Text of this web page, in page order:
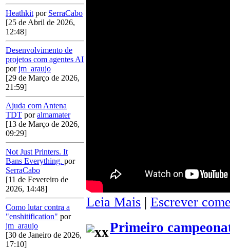
Heathkit por SerraCabo
[25 de Abril de 2026,
12:48]
Desenvolvimento de
projetos com agentes AI
porjm_araujo
[29 de Março de 2026,
21:59]
Ajuda com Antena
TDT poralmamater
[13 de Março de 2026,
09:29]
Not Just Printers. It
Bans Everything. por
SerraCabo
[11 de Fevereiro de
2026, 14:48]
Como lutar contra a
"enshitification" por
jm_araujo
[30 de Janeiro de 2026,
17:10]
Leia Mais | Escrever
Primeiro